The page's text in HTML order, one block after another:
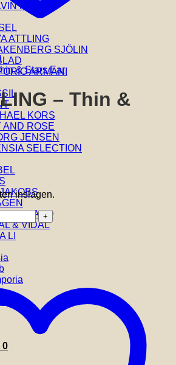
KLEIN
ATTLING
SJÖLIN
ARMANI
KORS
AND ROSE
JENSEN
SELECTION
SABO
& VIDAL
LI
0
– Thin &
inslagen.